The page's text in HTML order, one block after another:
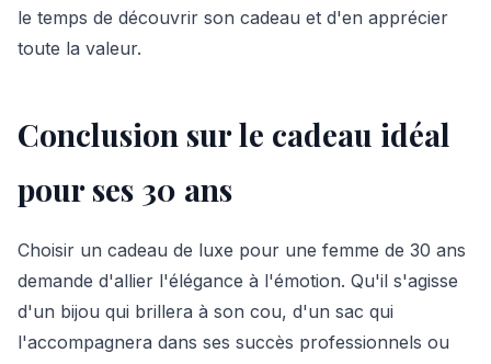
le temps de découvrir son cadeau et d'en apprécier
toute la valeur.
Conclusion sur le cadeau idéal
pour ses 30 ans
Choisir un cadeau de luxe pour une femme de 30 ans
demande d'allier l'élégance à l'émotion. Qu'il s'agisse
d'un bijou qui brillera à son cou, d'un sac qui
l'accompagnera dans ses succès professionnels ou